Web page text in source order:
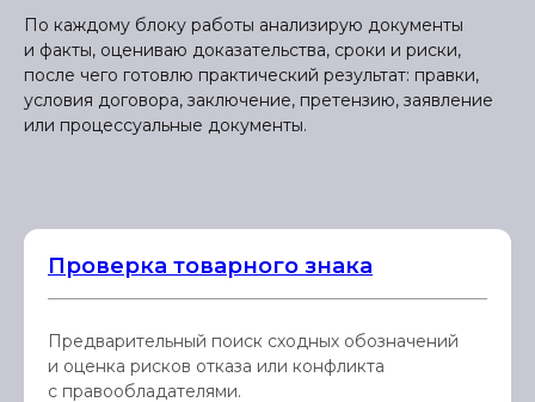
По каждому блоку работы анализирую документы
и факты, оцениваю доказательства, сроки и риски,
после чего готовлю практический результат: правки,
условия договора, заключение, претензию, заявление
или процессуальные документы.
Проверка товарного знака
Предварительный поиск сходных обозначений
и оценка рисков отказа или конфликта
с правообладателями.